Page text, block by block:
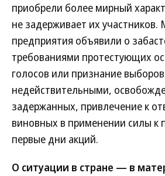
приобрели более мирный
не задерживает их участников.
предприятия объявили о
требованиями протестующих
голосов или признание выборов
недействительными,
задержанных, привлечение к
виновных в применении силы к
первые дни акций.
О ситуации в стране — в